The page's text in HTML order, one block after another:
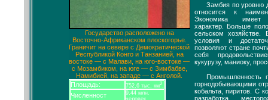
Государство расположено на
Восточно-Африканском плоскогорье.
Граничит на севере с Демократической
Республикой Конго и Танзанией, на
востоке — с Малави, на юго-востоке —
с Мозамбиком, на юге — с Зимбабве,
Намибией, на западе — с Анголой.
Площадь:
752,6 тыс. км2.
Численност
9,44 млн.
человек
Замбия по уровню
относится к
Экономика имеет
характер. Больше
сельском хозяйстве.
условия и
позволяют стране
себя
кукурузу, маниоку,
Промышленность
горнодобывающими
кобальта, пиритов. С
разработка